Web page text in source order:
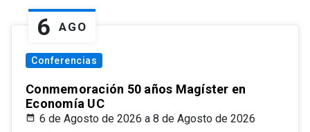
6 AGO
Conferencias
Conmemoración 50 años Magíster en
Economía UC
6 de Agosto de 2026 a 8 de Agosto de 2026